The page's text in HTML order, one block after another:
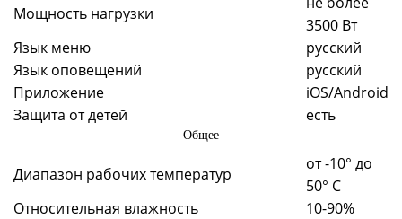
Мощность нагрузки
3500 Вт
Язык меню
русский
Язык оповещений
русский
Приложение
iOS/Android
Защита от детей
есть
Общее
Диапазон рабочих температур
от -10° до
50° С
Относительная влажность
10-90%